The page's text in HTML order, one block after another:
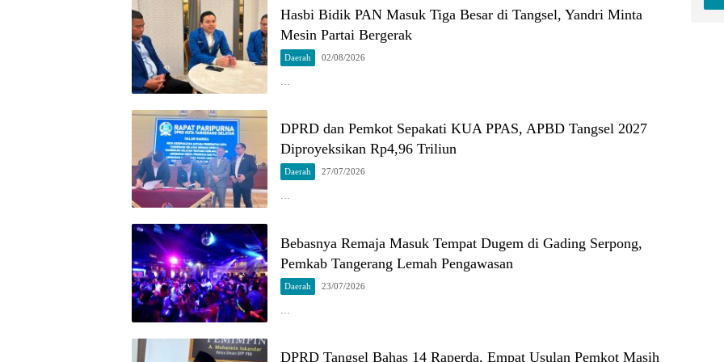
Hasbi Bidik PAN Masuk Tiga Besar di Tangsel, Yandri Minta
Mesin Partai Bergerak
Daerah 02/08/2026
…
DPRD dan Pemkot Sepakati KUA PPAS, APBD Tangsel 2027
Diproyeksikan Rp4,96 Triliun
Daerah 27/07/2026
…
Bebasnya Remaja Masuk Tempat Dugem di Gading Serpong,
Pemkab Tangerang Lemah Pengawasan
Daerah 23/07/2026
DPRD Tangsel Bahas 14 Raperda, Empat Usulan Pemkot Masih